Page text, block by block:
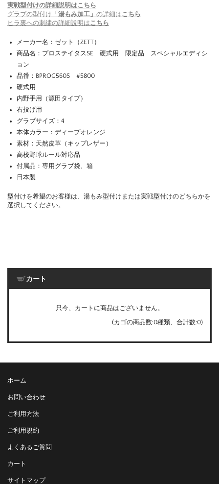
実戦型付けの詳細説明はこちら
グラブの型付け 「湯もみ加工」 の詳細はこちら
ヒラ裏への刺繍の詳細説明はこちら
メーカー名：ゼット（ZETT）
商品名：プロステイタスSE 硬式用 限定品 スペシャルエディシ
ョン
品番：BPROG560S #5800
硬式用
内野手用（源田タイプ）
右投げ用
グラブサイズ：4
本体カラー：ディープオレンジ
素材：天然皮革（キップレザー）
高校野球ルール対応品
付属品：専用グラブ袋、箱
日本製
型付けを希望のお客様は、湯もみ型付けまたは実戦型付けのどちらかを
選択してください。
カート
只今、カートに商品はございません。
(カゴの商品数:0種類、合計数:0)
ホーム
お問い合わせ
ご利用方法
ご利用規約
よくあるご質問
カート
サイトマップ